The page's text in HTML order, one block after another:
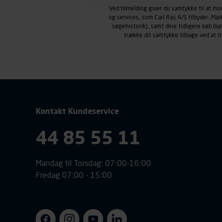
henblik på markedsføring,
personoplysninger om
klikkes på, sider/indhold
Ved tilmelding giver du samtykke til at
og services, som Carl Ras A/S tilbyder.
søgehistorik), samt dine tidligere køb
trække dit samtykke tilbage ved at
Kontakt Kundeservice
44 85 55 11
Mandag til Torsdag: 07:00-16:00
Fredag 07:00 - 15:00